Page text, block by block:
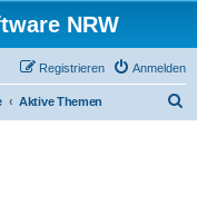
NRW
Anmelden
Registrieren
Aktive Themen